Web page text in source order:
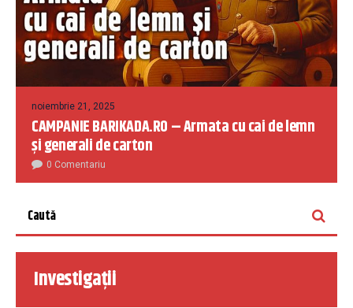
noiembrie 21, 2025
CAMPANIE BARIKADA.RO – Armata cu cai de lemn
și generali de carton
0 Comentariu
Investigații